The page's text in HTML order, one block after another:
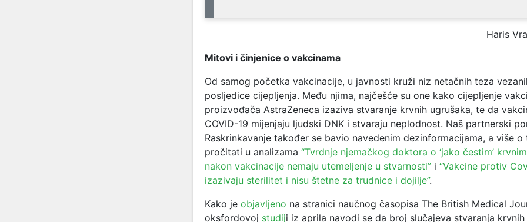
Haris
Mitovi i činjenice o vakcinama
Od samog početka vakcinacije, u javnosti kruži niz netačnih teza
posljedice cijepljenja. Među njima, najčešće su one kako cijepljenje
proizvođača AstraZeneca izaziva stvaranje krvnih ugrušaka, te da
COVID-19 mijenjaju ljudski DNK i stvaraju neplodnost. Naš partnerski
Raskrinkavanje također se bavio navedenim dezinformacijama, a više
pročitati u analizama “Tvrdnje njemačkog doktora o ‘jako čestim’
nakon vakcinacije nemaju utemeljenje u stvarnosti” i “Vakcine protiv
izazivaju sterilitet i nisu štetne za trudnice i dojilje”.
Kako je objavljeno na stranici naučnog časopisa The British Medical
oksfordovoj studiji iz aprila navodi se da broj slučajeva stvaranja krvnih